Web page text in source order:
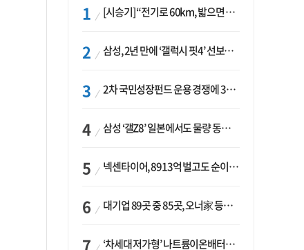
[시승기] “전기로 60km, 밟으면 462마력”…볼보 XC60 T8의 두 얼굴
삼성, 2년 만에 ‘갤럭시 핏4’ 선보이나…웨어러블 생태계 확장 ‘시동’
2차 국민성장펀드 운용 경쟁에 33개사 몰렸다…신한·하나 등 새 얼굴 대거 합류
삼성 ‘갤Z8’ 일본에서도 물량 동났다…애플 참전 앞두고 선두 수성 ‘시험대’
넥센타이어, 8913억 벌고도 순이익 2억…유럽 세부담에 이익 증발
대기업 89곳 중 85곳, 오너家 등기임원 겸직…BS 46곳·SM 45곳 ‘족벌경영’ 고착화
‘차세대 저가형’ 나트륨이온배터리 시대 오나…LG화학·에코프로, 상용화 속도낸다